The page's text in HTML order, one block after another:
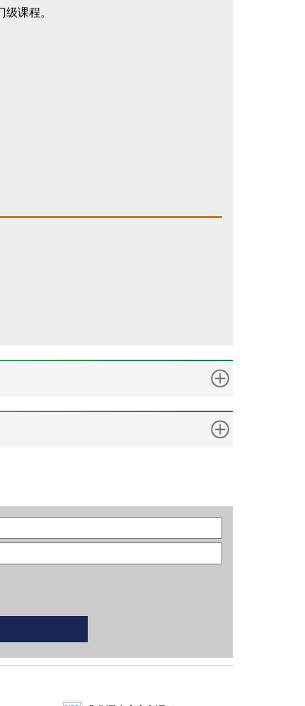
课程。